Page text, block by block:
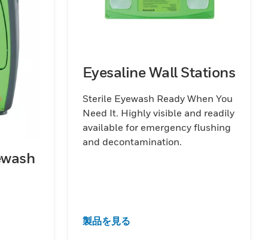
Eyesaline Wall Stations
Sterile Eyewash Ready When You
Need It. Highly visible and readily
available for emergency flushing
and decontamination.
製品を見る